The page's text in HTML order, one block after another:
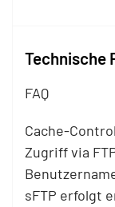
Technische
FAQ
Cache-
Zugriff via
sFTP erfolgt